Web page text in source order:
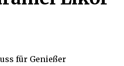
für Genießer